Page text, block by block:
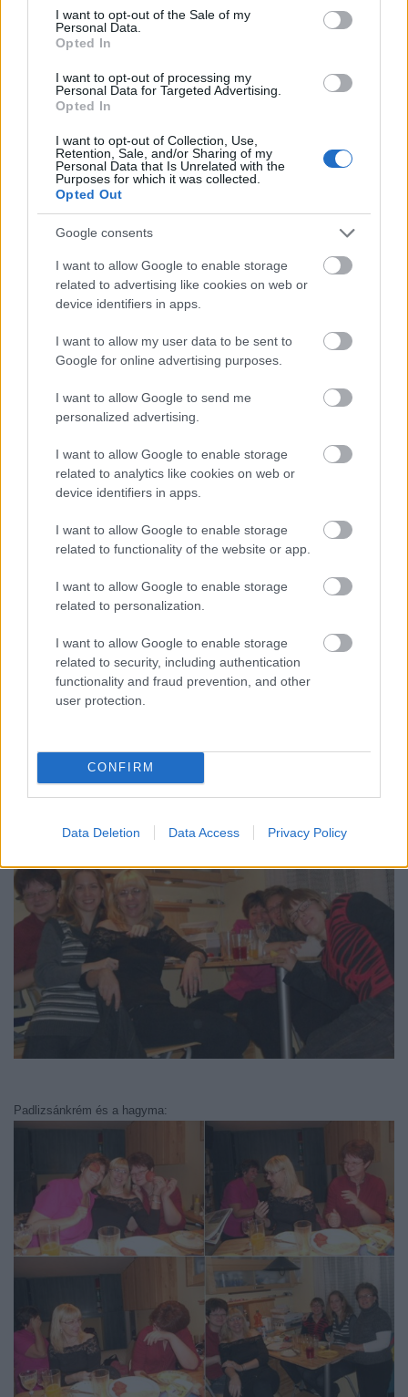
consent section.
I want to opt-out of the Sale of my
Personal Data.
Opted In
I want to opt-out of processing my
Personal Data for Targeted Advertising.
Opted In
I want to opt-out of Collection, Use,
Retention, Sale, and/or Sharing of my
Personal Data that Is Unrelated with the
Purposes for which it was collected.
Opted Out
Google consents
I want to allow Google to enable storage
related to advertising like cookies on web or
device identifiers in apps.
I want to allow my user data to be sent to
Google for online advertising purposes.
I want to allow Google to send me
personalized advertising.
I want to allow Google to enable storage
related to analytics like cookies on web or
device identifiers in apps.
I want to allow Google to enable storage
related to functionality of the website or app.
I want to allow Google to enable storage
related to personalization.
I want to allow Google to enable storage
related to security, including authentication
functionality and fraud prevention, and other
user protection.
CONFIRM
Data Deletion Data Access Privacy Policy
Békés, boldog Karácsonyt és boldog új évet
mindenkinek!
• 2010. október 30.
2010. október 28. -Bp., Urna Pantheon
Mindenszentek közeledtével ezen a héten a mi Bélánk nyughelyénél
(is) jártam. Sokáig tartózkodtam ott az ...
2010. október 16. -Székesfehérvár, ARÉV - Új AIDA
Rossinál:
Padlizsánkrém és a hagyma: